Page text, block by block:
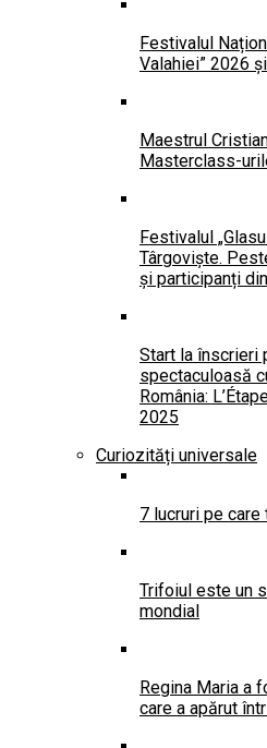
Festivalul
Valahiei” 2026
Maestrul
Masterclass-
Festivalul
Târgoviște.
și participanți
Start la înscrieri
spectaculoasă
România:
2025
Curiozități universale
7 lucruri pe
Trifoiul este un
mondial
Regina Maria a
care a apărut